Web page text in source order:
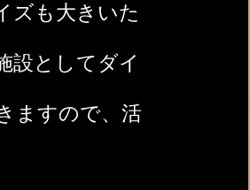
ズも大きいた
設としてダイ
ますので、活